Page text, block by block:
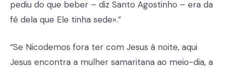
pediu do que beber – diz Santo Agostinho – era da
fé dela que Ele tinha sede».”
“Se Nicodemos fora ter com Jesus à noite, aqui
Jesus encontra a mulher samaritana ao meio-dia, a